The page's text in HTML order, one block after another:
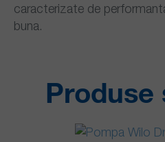
caracterizate de
buna.
Produse